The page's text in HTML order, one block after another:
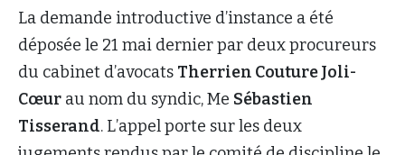
La demande introductive d’instance a été
déposée le 21 mai dernier par deux procureurs
du cabinet d’avocats Therrien Couture Joli-
Cœur au nom du syndic, Me Sébastien
Tisserand. L’appel porte sur les deux